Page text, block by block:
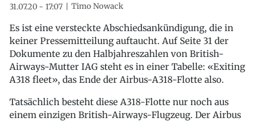
31.07.20 - 17:07 Timo Nowack
Es ist eine versteckte Abschiedsankündigung, die in
keiner Pressemitteilung auftaucht. Auf Seite 31 der
Dokumente zu den Halbjahreszahlen von British-
Airways-Mutter IAG steht es in einer Tabelle: «Exiting
A318 fleet», das Ende der Airbus-A318-Flotte also.
Tatsächlich besteht diese A318-Flotte nur noch aus
einem einzigen British-Airways-Flugzeug. Der Airbus